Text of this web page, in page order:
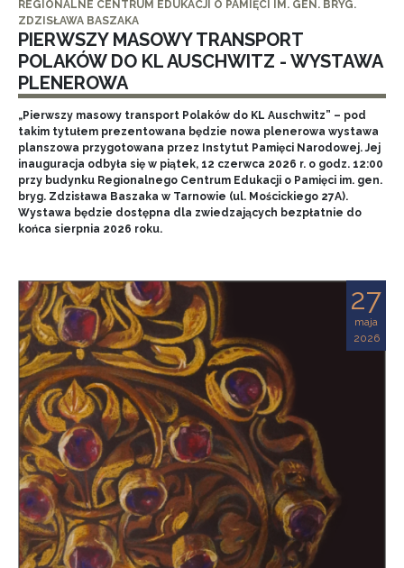
REGIONALNE CENTRUM EDUKACJI O PAMIĘCI IM. GEN. BRYG.
ZDZISŁAWA BASZAKA
PIERWSZY MASOWY TRANSPORT
POLAKÓW DO KL AUSCHWITZ - WYSTAWA
PLENEROWA
„Pierwszy masowy transport Polaków do KL Auschwitz” – pod
takim tytułem prezentowana będzie nowa plenerowa wystawa
planszowa przygotowana przez Instytut Pamięci Narodowej. Jej
inauguracja odbyła się w piątek, 12 czerwca 2026 r. o godz. 12:00
przy budynku Regionalnego Centrum Edukacji o Pamięci im. gen.
bryg. Zdzisława Baszaka w Tarnowie (ul. Mościckiego 27A).
Wystawa będzie dostępna dla zwiedzających bezpłatnie do
końca sierpnia 2026 roku.
27
maja
2026